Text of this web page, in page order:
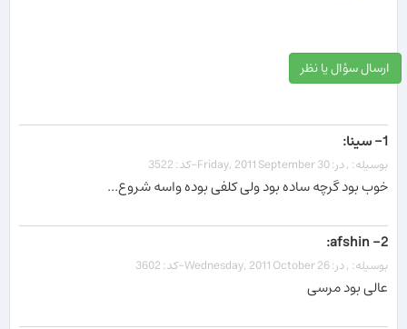
ارسال سؤال یا نظر
1- سینا:
بوسیله: , در: Friday, 2011 September 30-کد: 3522
خوب بود گرچه ساده بود ولی کلفی بوده واسه شروع...
2- afshin:
بوسیله: , در: Wednesday, 2011 October 26-کد: 3602
عالی بود مرسی